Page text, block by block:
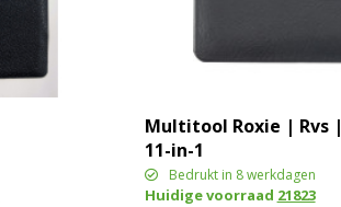
Multitool Roxie | Rvs |
11-in-1
Bedrukt in 8 werkdagen
Huidige voorraad 21823